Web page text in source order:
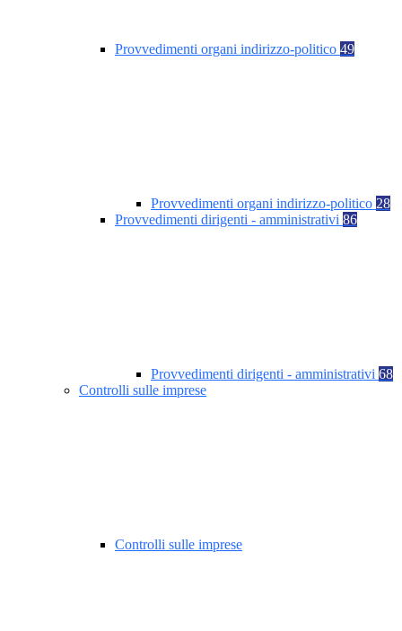
Provvedimenti organi indirizzo-politico 49
Provvedimenti organi indirizzo-politico 28
Provvedimenti dirigenti - amministrativi 86
Provvedimenti dirigenti - amministrativi 68
Controlli sulle imprese
Controlli sulle imprese